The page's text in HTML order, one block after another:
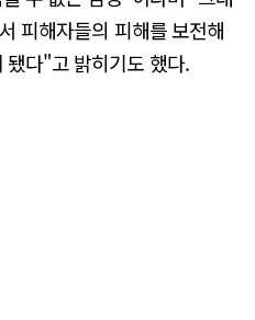
피해자들의 피해를 보전해
됐다"고 밝히기도 했다.